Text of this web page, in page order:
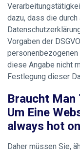
dazu, dass die
Vorgaben der
diese Angabe nicht
Festlegung dieser
Braucht
Um Eine
always hot
Daher müssen Sie,